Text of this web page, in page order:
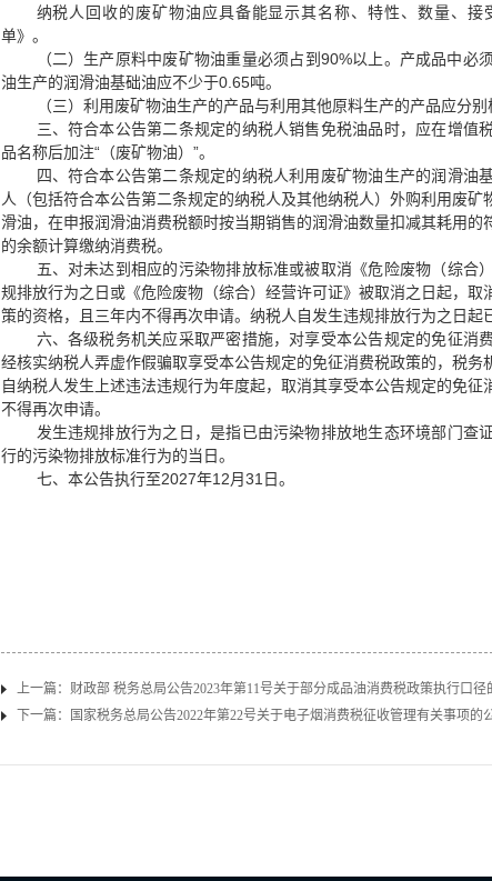
纳税人回收的废矿物油应具备能显示其名称、特性、数量、接
单》。
（二）生产原料中废矿物油重量必须占到 90%以上。产成品中必
油生产的润滑油基础油应不少于0.65吨。
（三）利用废矿物油生产的产品与利用其他原料生产的产品应分别
三、符合本公告第二条规定的纳税人销售免税油品时，应在增值
品名称后加注“ （废矿物油） ”。
四、符合本公告第二条规定的纳税人利用废矿物油生产的润滑油
人（包括符合本公告第二条规定的纳税人及其他纳税人）外购利用废矿
滑油，在申报润滑油消费税额时按当期销售的润滑油数量扣减其耗用的
的余额计算缴纳消费税。
五、对未达到相应的污染物排放标准或被取消《危险废物（综合
规排放行为之日或《危险废物（综合）经营许可证》被取消之日起，取
策的资格，且三年内不得再次申请。纳税人自发生违规排放行为之日起
六、各级税务机关应采取严密措施，对享受本公告规定的免征消
经核实纳税人弄虚作假骗取享受本公告规定的免征消费税政策的，税务
自纳税人发生上述违法违规行为年度起，取消其享受本公告规定的免征
不得再次申请。
发生违规排放行为之日，是指已由污染物排放地生态环境部门查
行的污染物排放标准行为的当日。
七、本公告执行至2027年12月 31 日。
上一篇：
财政部 税务总局公告2023年第11号关于部分成品油消费税政策执行口径
下一篇：
国家税务总局公告2022年第22号关于电子烟消费税征收管理有关事项的